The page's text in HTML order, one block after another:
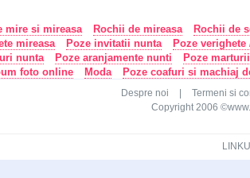
mire si mireasa Rochii de mireasa
Rochii de
mireasa
Poze invitatii nunta
Poze
nunta
Poze aranjamente nunti
Poze
foto online
Moda Poze coafuri si machiaj
Despre noi
Termeni si
Copyright 2006